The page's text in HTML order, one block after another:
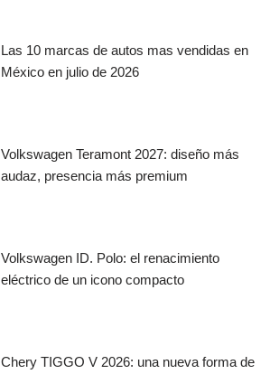
Las 10 marcas de autos mas vendidas en
México en julio de 2026
Volkswagen Teramont 2027: diseño más
audaz, presencia más premium
Volkswagen ID. Polo: el renacimiento
eléctrico de un icono compacto
Chery TIGGO V 2026: una nueva forma de